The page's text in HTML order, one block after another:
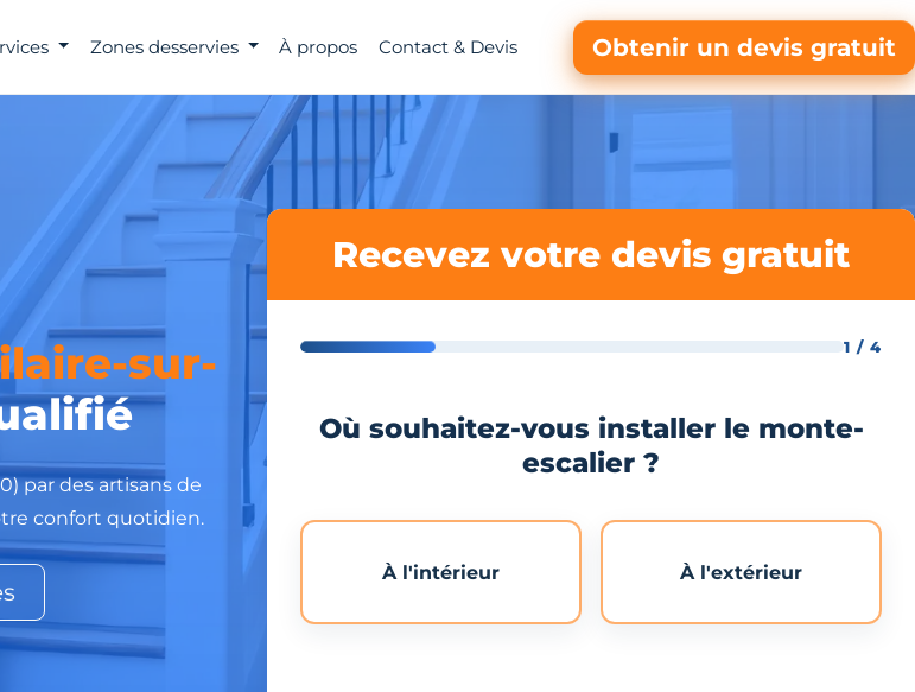
Zones desservies À propos Contact & Devis Obtenir un devis gratuit
sur-
par des artisans de
confort quotidien.
Recevez votre devis gratuit
1 / 4
Où souhaitez-vous installer le monte-
escalier ?
À l'intérieur À l'extérieur